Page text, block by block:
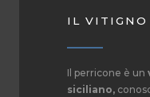
IL VITIGNO
Il perricone è un
siciliano,